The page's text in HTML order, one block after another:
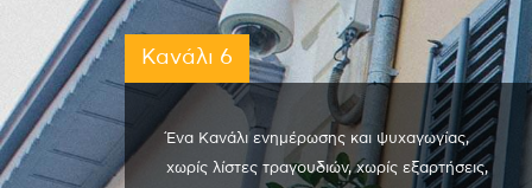
Κανάλι 6
Ένα Κανάλι ενημέρωσης και ψυχαγωγίας,
χωρίς λίστες τραγουδιών, χωρίς εξαρτήσεις,